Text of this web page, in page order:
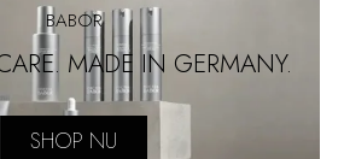
BABOR
MADE IN GERMANY.
SHOP NU